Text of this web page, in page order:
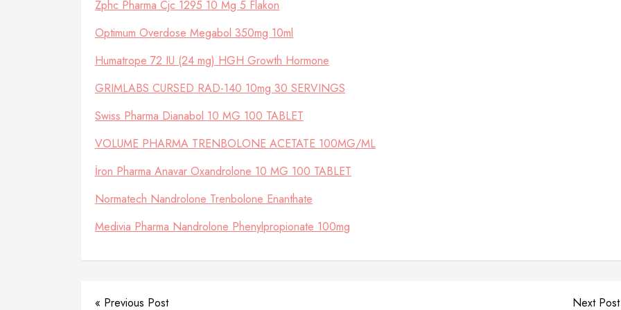
Zphc Pharma Cjc 1295 10 Mg 5 Flakon
Optimum Overdose Megabol 350mg 10ml
Humatrope 72 IU (24 mg) HGH Growth Hormone
GRIMLABS CURSED RAD-140 10mg 30 SERVINGS
Swiss Pharma Dianabol 10 MG 100 TABLET
VOLUME PHARMA TRENBOLONE ACETATE 100MG/ML
İron Pharma Anavar Oxandrolone 10 MG 100 TABLET
Normatech Nandrolone Trenbolone Enanthate
Medivia Pharma Nandrolone Phenylpropionate 100mg
« Previous Post Next